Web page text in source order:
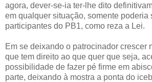
agora, dever-se-ia ter-lhe dito
em qualquer situação, somente poderia
participantes do PB1, como reza a Lei.
Em se deixando o patrocinador crescer
que tem direito ao que quer que seja,
possibilidade de fazer pé firme em
parte, deixando à mostra a ponta do